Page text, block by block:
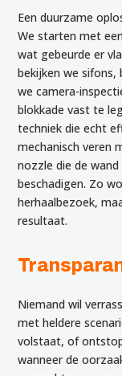
Een duurzame
We starten met
wat gebeurde er
bekijken we
we camera-
blokkade vast te
techniek die echt
mechanisch veren
nozzle die de
beschadigen. Zo
herhaalbezoek,
resultaat.
Niemand wil
met heldere
volstaat, of
wanneer de